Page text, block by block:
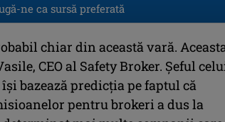
ne ca sursă preferată
chiar din această vară.
CEO al Safety Broker. Șeful
bazează predicția pe faptul că
pentru brokeri a dus la